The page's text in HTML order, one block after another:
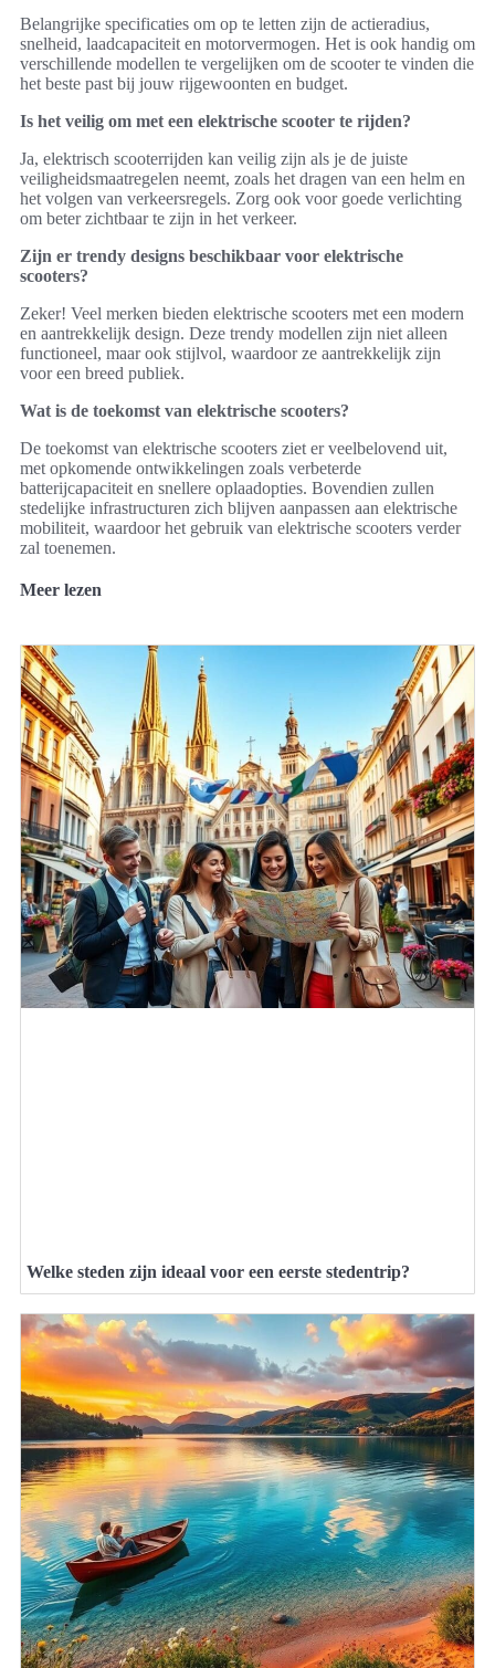
Belangrijke specificaties om op te letten zijn de actieradius,
snelheid, laadcapaciteit en motorvermogen. Het is ook handig om
verschillende modellen te vergelijken om de scooter te vinden die
het beste past bij jouw rijgewoonten en budget.
Is het veilig om met een elektrische scooter te rijden?
Ja, elektrisch scooterrijden kan veilig zijn als je de juiste
veiligheidsmaatregelen neemt, zoals het dragen van een helm en
het volgen van verkeersregels. Zorg ook voor goede verlichting
om beter zichtbaar te zijn in het verkeer.
Zijn er trendy designs beschikbaar voor elektrische
scooters?
Zeker! Veel merken bieden elektrische scooters met een modern
en aantrekkelijk design. Deze trendy modellen zijn niet alleen
functioneel, maar ook stijlvol, waardoor ze aantrekkelijk zijn
voor een breed publiek.
Wat is de toekomst van elektrische scooters?
De toekomst van elektrische scooters ziet er veelbelovend uit,
met opkomende ontwikkelingen zoals verbeterde
batterijcapaciteit en snellere oplaadopties. Bovendien zullen
stedelijke infrastructuren zich blijven aanpassen aan elektrische
mobiliteit, waardoor het gebruik van elektrische scooters verder
zal toenemen.
Meer lezen
Welke steden zijn ideaal voor een eerste stedentrip?